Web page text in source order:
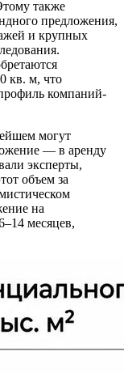
также
предложения,
и крупных
кв. м, что
компаний-
могут
— в аренду
эксперты,
объем за
на
месяцев,